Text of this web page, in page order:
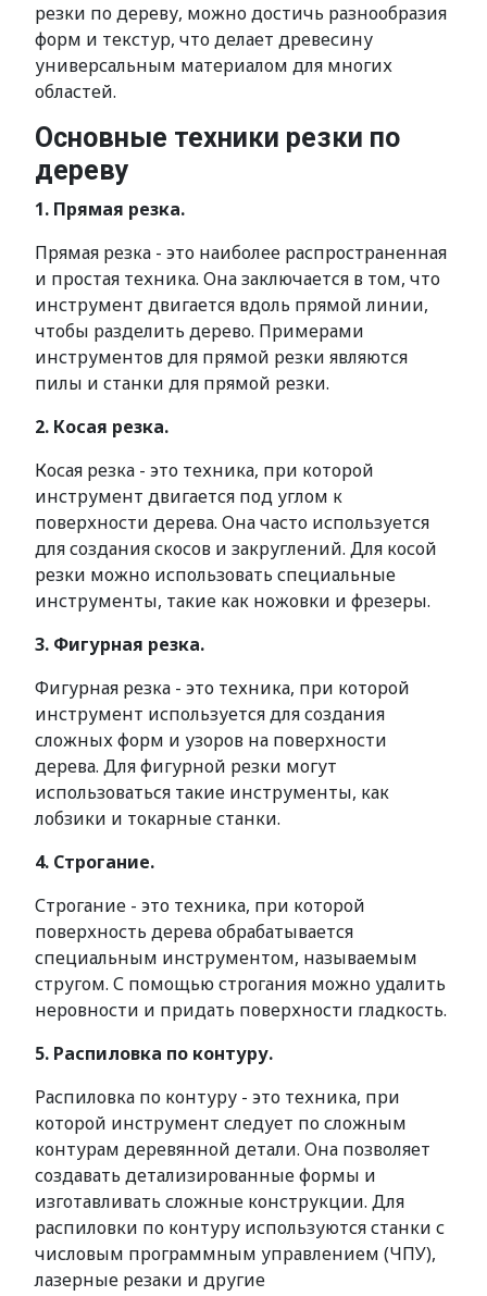
резки по дереву, можно достичь разнообразия
форм и текстур, что делает древесину
универсальным материалом для многих
областей.
Основные техники резки по
дереву
1. Прямая резка.
Прямая резка - это наиболее распространенная
и простая техника. Она заключается в том, что
инструмент двигается вдоль прямой линии,
чтобы разделить дерево. Примерами
инструментов для прямой резки являются
пилы и станки для прямой резки.
2. Косая резка.
Косая резка - это техника, при которой
инструмент двигается под углом к
поверхности дерева. Она часто используется
для создания скосов и закруглений. Для косой
резки можно использовать специальные
инструменты, такие как ножовки и фрезеры.
3. Фигурная резка.
Фигурная резка - это техника, при которой
инструмент используется для создания
сложных форм и узоров на поверхности
дерева. Для фигурной резки могут
использоваться такие инструменты, как
лобзики и токарные станки.
4. Строгание.
Строгание - это техника, при которой
поверхность дерева обрабатывается
специальным инструментом, называемым
стругом. С помощью строгания можно удалить
неровности и придать поверхности гладкость.
5. Распиловка по контуру.
Распиловка по контуру - это техника, при
которой инструмент следует по сложным
контурам деревянной детали. Она позволяет
создавать детализированные формы и
изготавливать сложные конструкции. Для
распиловки по контуру используются станки с
числовым программным управлением (ЧПУ),
лазерные резаки и другие